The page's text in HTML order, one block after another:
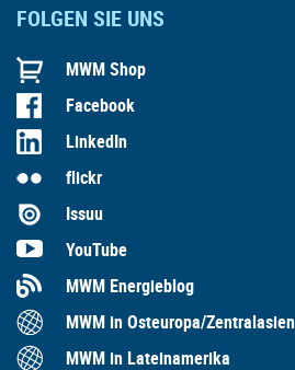
FOLGEN SIE UNS
MWM Shop
Facebook
LinkedIn
flickr
Issuu
YouTube
MWM Energieblog
MWM in Osteuropa/Zentralasien
MWM in Lateinamerika